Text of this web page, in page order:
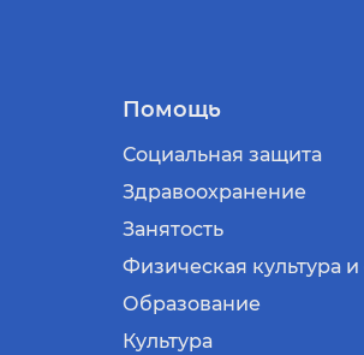
Помощь
Социальная защита
Здравоохранение
Занятость
Физическая культура и
Образование
Культура